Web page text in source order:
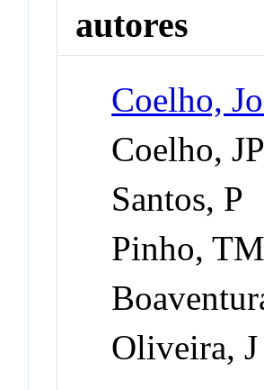
autores
Coelho,
Coelho, JP
Santos, P
Pinho, TM
Oliveira, J